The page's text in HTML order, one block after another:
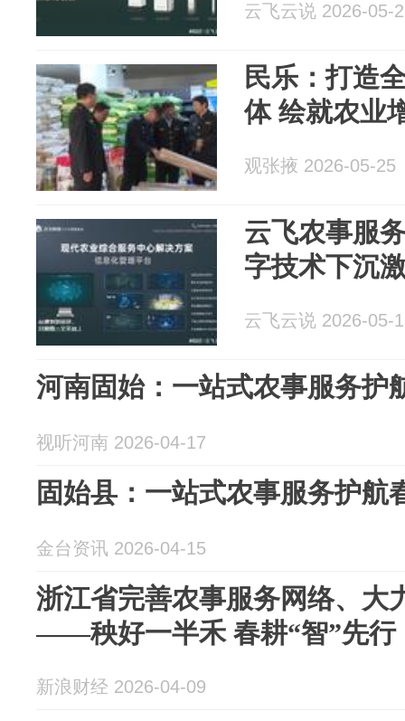
云飞云说 2026-05-
民乐：打造
体 绘就农业
观张掖 2026-05-25
云飞农事服
字技术下沉
云飞云说 2026-05-
河南固始：一站式农事服务护
视听河南 2026-04-17
固始县：一站式农事服务护航
金台资讯 2026-04-15
浙江省完善农事服务网络、大
——秧好一半禾 春耕“智”先行
新浪财经 2026-04-09